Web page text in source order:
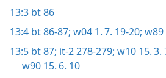
13:3 bt 86
13:4 bt 86-87; w04 1. 7. 19-20; w89
13:5 bt 87; it-2 278-279; w10 15. 3.
w90 15. 6. 10